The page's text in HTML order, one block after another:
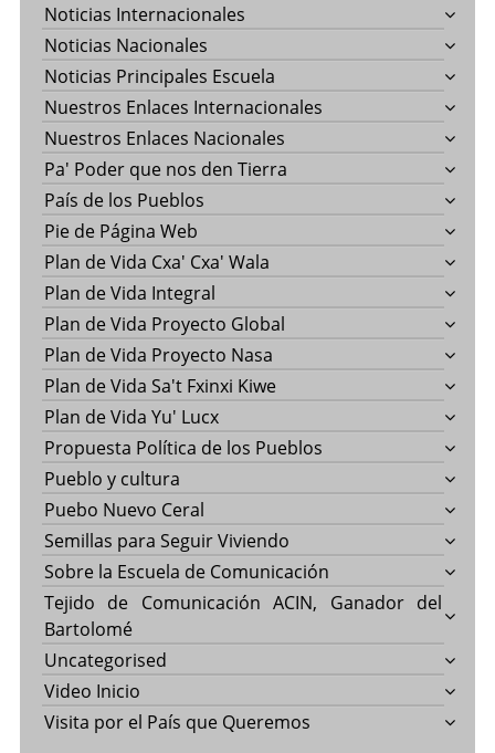
Noticias Internacionales
Noticias Nacionales
Noticias Principales Escuela
Nuestros Enlaces Internacionales
Nuestros Enlaces Nacionales
Pa' Poder que nos den Tierra
País de los Pueblos
Pie de Página Web
Plan de Vida Cxa' Cxa' Wala
Plan de Vida Integral
Plan de Vida Proyecto Global
Plan de Vida Proyecto Nasa
Plan de Vida Sa't Fxinxi Kiwe
Plan de Vida Yu' Lucx
Propuesta Política de los Pueblos
Pueblo y cultura
Puebo Nuevo Ceral
Semillas para Seguir Viviendo
Sobre la Escuela de Comunicación
Tejido de Comunicación ACIN, Ganador del
Bartolomé
Uncategorised
Video Inicio
Visita por el País que Queremos